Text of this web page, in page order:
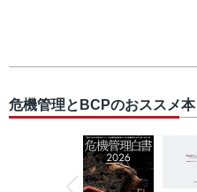
危機管理とBCPのおススメ本